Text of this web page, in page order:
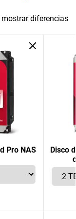
diferencias
Pro NAS
Disco